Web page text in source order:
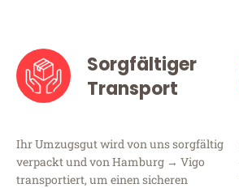
Sorgfältiger
Transport
Ihr Umzugsgut wird von uns sorgfältig
verpackt und von Hamburg → Vigo
transportiert, um einen sicheren